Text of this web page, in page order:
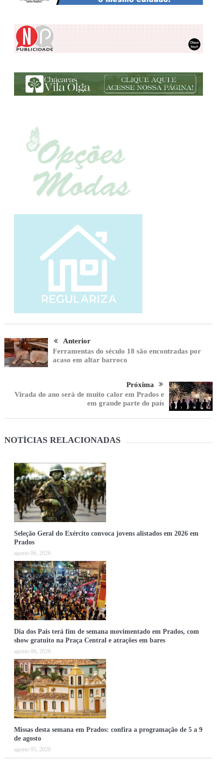
Anterior
Ferramentas do século 18 são encontradas por
acaso em altar barroco
Próxima
Virada do ano será de muito calor em Prados e
em grande parte do país
NOTÍCIAS RELACIONADAS
Seleção Geral do Exército convoca jovens alistados em 2026 em
Prados
agosto 06, 2026
Dia dos Pais terá fim de semana movimentado em Prados, com
show gratuito na Praça Central e atrações em bares
agosto 06, 2026
Missas desta semana em Prados: confira a programação de 5 a 9
de agosto
agosto 05, 2026